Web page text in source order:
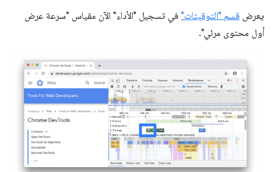
يعرض قسم "التوقيتات" في تسجيل "الأداء" الآن مقياس "سرعة عرض
أول محتوى مرئي".